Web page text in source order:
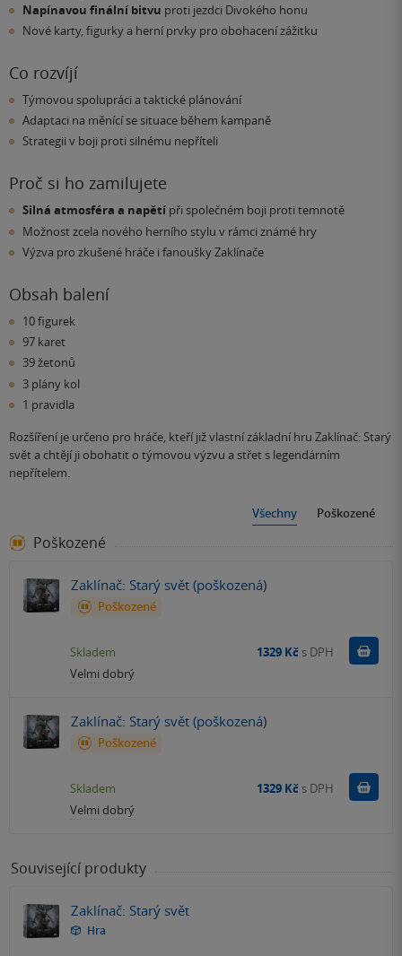
Napínavou finální bitvu proti jezdci Divokého honu
Nové karty, figurky a herní prvky pro obohacení zážitku
Co rozvíjí
Týmovou spolupráci a taktické plánování
Adaptaci na měnící se situace během kampaně
Strategii v boji proti silnému nepříteli
Proč si ho zamilujete
Silná atmosféra a napětí při společném boji proti temnotě
Možnost zcela nového herního stylu v rámci známé hry
Výzva pro zkušené hráče i fanoušky Zaklínače
Obsah balení
10 figurek
97 karet
39 žetonů
3 plány kol
1 pravidla
Rozšíření je určeno pro hráče, kteří již vlastní základní hru Zaklínač: Starý
svět a chtějí ji obohatit o týmovou výzvu a střet s legendárním
nepřítelem.
Všechny Poškozené
Poškozené
Zaklínač: Starý svět (poškozená)
Poškozené
Velmi dobrý
Skladem 1329 Kč s DPH
Zaklínač: Starý svět (poškozená)
Poškozené
Velmi dobrý
Skladem 1329 Kč s DPH
Související produkty
Zaklínač: Starý svět
Hra